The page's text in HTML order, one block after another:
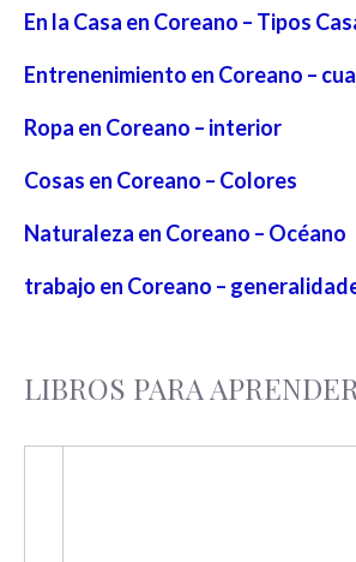
En la Casa en Coreano – Tipos
Entrenenimiento en Coreano –
Ropa en Coreano – interior
Cosas en Coreano – Colores
Naturaleza en Coreano – Océano
trabajo en Coreano –
LIBROS PARA